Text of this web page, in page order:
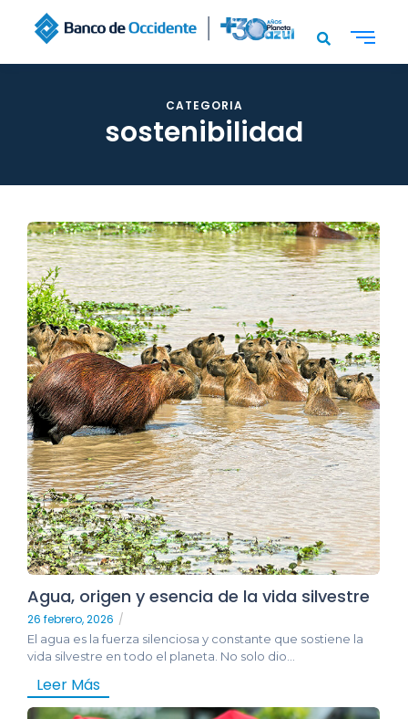
CATEGORIA
sostenibilidad
Agua, origen y esencia de la vida silvestre
26 febrero, 2026 /
El agua es la fuerza silenciosa y constante que sostiene la
vida silvestre en todo el planeta. No solo dio...
Leer Más